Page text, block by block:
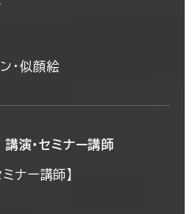
・似顔絵
演・セミナー講師
ナー講師】